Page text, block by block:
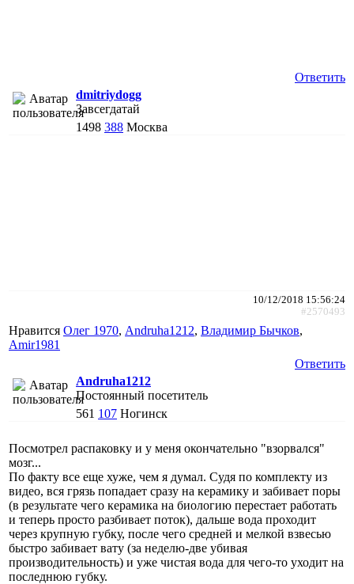
Ответить
dmitriydogg
Завсегдатай
1498 388 Москва
10/12/2018 15:56:24
#2570493
Нравится Олег 1970, Andruha1212, Владимир Бычков,
Amir1981
Ответить
Andruha1212
Постоянный посетитель
561 107 Ногинск
Посмотрел распаковку и у меня окончательно "взорвался"
мозг...
По факту все еще хуже, чем я думал. Судя по комплекту из
видео, вся грязь попадает сразу на керамику и забивает поры
(в результате чего керамика на биологию перестает работать
и теперь просто разбивает поток), дальше вода проходит
через крупную губку, после чего средней и мелкой взвесью
быстро забивает вату (за неделю-две убивая
производительность) и уже чистая вода для чего-то уходит на
последнюю губку.